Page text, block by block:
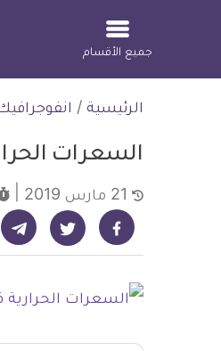
جميع الأقسام
الرئيسية /
السعرات
شارك على فيسبوك - ديلي ميديكال انفو شارك على تويتر - ديلي ميديكال انفو شارك على